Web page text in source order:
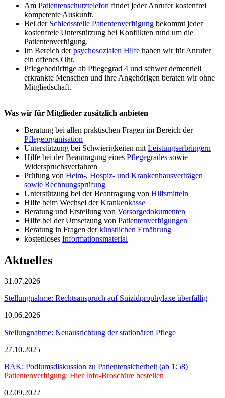
Am Patientenschutztelefon findet jeder Anrufer kostenfrei
kompetente Auskunft.
Bei der Schiedsstelle Patientenverfügung bekommt jeder
kostenfreie Unterstützung bei Konflikten rund um die
Patientenverfügung.
Im Bereich derpsychosozialen Hilfe haben wir für Anrufer
ein offenes Ohr.
Pflegebedürftige ab Pflegegrad 4 und schwer dementiell
erkrankte Menschen und ihre Angehörigen beraten wir ohne
Mitgliedschaft.
Was wir für Mitglieder zusätzlich anbieten
Beratung bei allen praktischen Fragen im Bereich der
Pflegeorganisation
Unterstützung bei Schwierigkeiten mit Leistungserbringern
Hilfe bei der Beantragung eines Pflegegrades sowie
Widerspruchsverfahren
Prüfung von Heim-, Hospiz- und Krankenhausverträgen
sowie Rechnungsprüfung
Unterstützung bei der Beantragung von Hilfsmitteln
Hilfe beim Wechsel derKrankenkasse
Beratung und Erstellung von Vorsorgedokumenten
Hilfe bei der Umsetzung von Patientenverfügungen
Beratung in Fragen derkünstlichen Ernährung
kostenloses Informationsmaterial
Aktuelles
31.07.2026
Stellungnahme: Rechtsanspruch auf Suizidprophylaxe überfällig
10.06.2026
Stellungnahme: Neuausrichtung der stationären Pflege
27.10.2025
BÄK: Podiumsdiskussion zu Patientensicherheit (ab 1:58)
Patientenverfügung: Hier Info-Broschüre bestellen
02.09.2022